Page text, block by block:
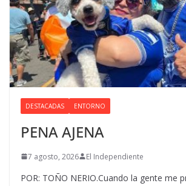
DESTACADAS ENTORNO
PENA AJENA
7 agosto, 2026 El Independiente
POR: TOÑO NERIO.Cuando la gente me